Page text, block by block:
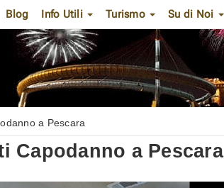
Blog Info Utili Turismo Su di Noi
a Pescara
Capodanno a Pescara